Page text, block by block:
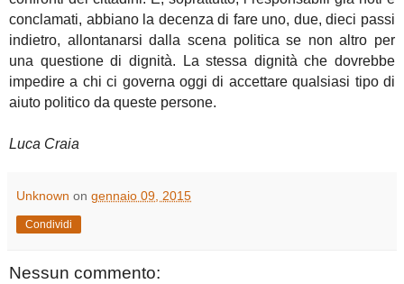
conclamati, abbiano la decenza di fare uno, due, dieci passi
indietro, allontanarsi dalla scena politica se non altro per
una questione di dignità. La stessa dignità che dovrebbe
impedire a chi ci governa oggi di accettare qualsiasi tipo di
aiuto politico da queste persone.
Luca Craia
Unknown on gennaio 09, 2015
Condividi
Nessun commento: